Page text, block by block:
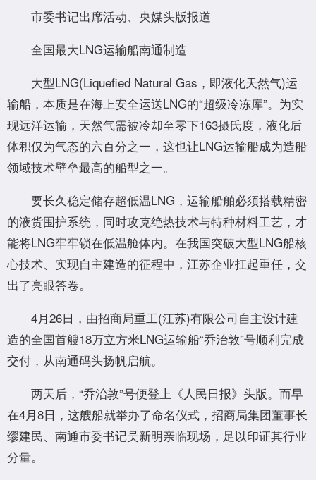
市委书记出席活动、央媒头版报道
全国最大LNG运输船南通制造
大型LNG(Liquefied Natural Gas，即液化天然气)运
输船，本质是在海上安全运送LNG的“超级冷冻库”。为实
现远洋运输，天然气需被冷却至零下163摄氏度，液化后
体积仅为气态的六百分之一，这也让LNG运输船成为造船
领域技术壁垒最高的船型之一。
要长久稳定储存超低温LNG，运输船舶必须搭载精密
的液货围护系统，同时攻克绝热技术与特种材料工艺，才
能将LNG牢牢锁在低温舱体内。在我国突破大型LNG船核
心技术、实现自主建造的征程中，江苏企业扛起重任，交
出了亮眼答卷。
4月26日，由招商局重工(江苏)有限公司自主设计建
造的全国首艘18万立方米LNG运输船“乔治敦”号顺利完成
交付，从南通码头扬帆启航。
两天后，“乔治敦”号便登上《人民日报》头版。而早
在4月8日，这艘船就举办了命名仪式，招商局集团董事长
缪建民、南通市委书记吴新明亲临现场，足以印证其行业
分量。